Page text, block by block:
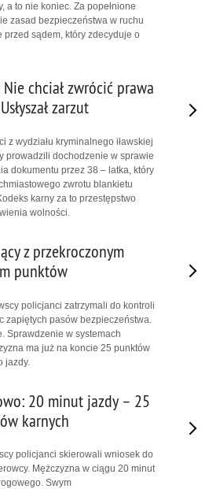
a to nie koniec. Za popełnione
zasad bezpieczeństwa w ruchu
sądem, który zdecyduje o
Nie chciał zwrócić prawa
zarzut
z wydziału kryminalnego iławskiej
prowadzili dochodzenie w sprawie
dokumentu przez 38 – latka, który
zwrotu blankietu
karny za to przestępstwo
wolności.
z przekroczonym
punktów
policjanci zatrzymali do kontroli
zapiętych pasów bezpieczeństwa.
Sprawdzenie w systemach
ma już na koncie 25 punktów
jazdy.
20 minut jazdy – 25
karnych
policjanci skierowali wniosek do
Mężczyzna w ciągu 20 minut
Swym